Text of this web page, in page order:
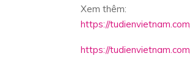
Xem thêm:
https://
https://